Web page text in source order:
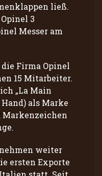
ließ.
3
Messer am
Firma Opinel
15 Mitarbeiter.
„La Main
als Marke
Markenzeichen
weiter
ersten Exporte